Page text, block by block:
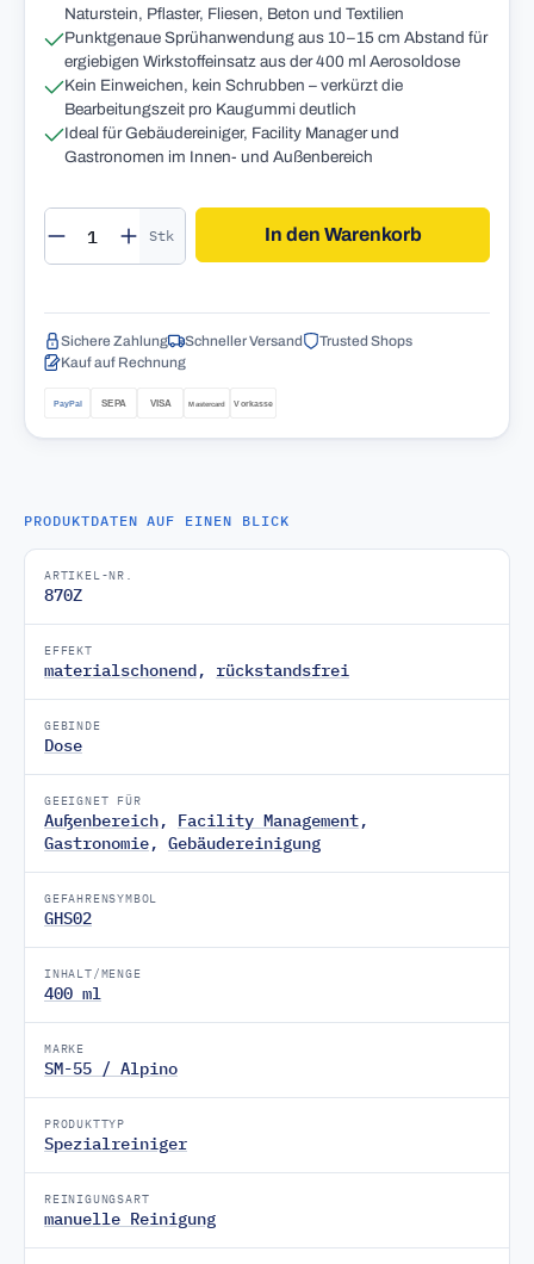
Naturstein, Pflaster, Fliesen, Beton und Textilien
Punktgenaue Sprühanwendung aus 10–15 cm Abstand für
ergiebigen Wirkstoffeinsatz aus der 400 ml Aerosoldose
Kein Einweichen, kein Schrubben – verkürzt die
Bearbeitungszeit pro Kaugummi deutlich
Ideal für Gebäudereiniger, Facility Manager und
Gastronomen im Innen- und Außenbereich
Produkt Anzahl: Gib den gewünschten
Stk In den Warenkorb
Sichere Zahlung Schneller Versand
Trusted Shops
Kauf auf Rechnung
PRODUKTDATEN AUF EINEN BLICK
ARTIKEL-NR.
870Z
EFFEKT
materialschonend, rückstandsfrei
GEBINDE
Dose
GEEIGNET FÜR
Außenbereich, Facility Management,
Gastronomie, Gebäudereinigung
GEFAHRENSYMBOL
GHS02
INHALT/MENGE
400 ml
MARKE
SM-55 / Alpino
PRODUKTTYP
Spezialreiniger
REINIGUNGSART
manuelle Reinigung